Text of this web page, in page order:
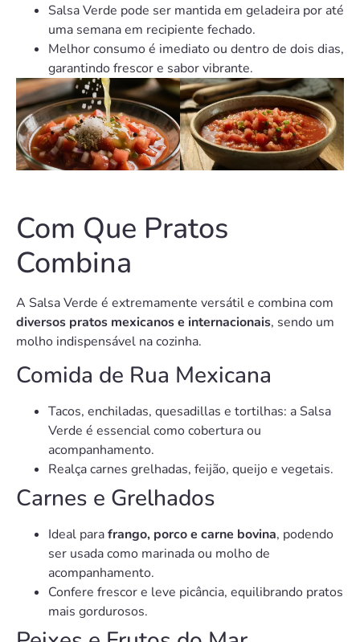
Salsa Verde pode ser mantida em geladeira por até
uma semana em recipiente fechado.
Melhor consumo é imediato ou dentro de dois dias,
garantindo frescor e sabor vibrante.
Com Que Pratos
Combina
A Salsa Verde é extremamente versátil e combina com
diversos pratos mexicanos e internacionais, sendo um
molho indispensável na cozinha.
Comida de Rua Mexicana
Tacos, enchiladas, quesadillas e tortilhas: a Salsa
Verde é essencial como cobertura ou
acompanhamento.
Realça carnes grelhadas, feijão, queijo e vegetais.
Carnes e Grelhados
Ideal parafrango, porco e carne bovina, podendo
ser usada como marinada ou molho de
acompanhamento.
Confere frescor e leve picância, equilibrando pratos
mais gordurosos.